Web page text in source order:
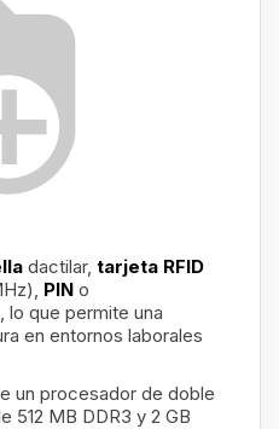
dactilar, tarjeta RFID
PIN o
lo que permite una
en entornos laborales
un procesador de doble
512 MB DDR3 y 2 GB